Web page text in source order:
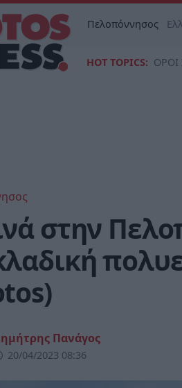
Πελοπόννησος
HOT TOPICS: ΟΡΟΙ
στην
Πανάγος
20/04/2023 08:36